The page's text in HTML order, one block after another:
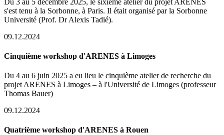
s'est tenu à la Sorbonne, à Paris. Il était organisé par la Sorbonne
Université (Prof. Dr Alexis Tadié).
09.12.2024
Cinquième workshop d'ARENES à Limoges
Du 4 au 6 juin 2025 a eu lieu le cinquième atelier de recherche du
projet ARENES à Limoges – à l'Université de Limoges (professeur
Thomas Bauer)
09.12.2024
Quatrième workshop d'ARENES à Rouen